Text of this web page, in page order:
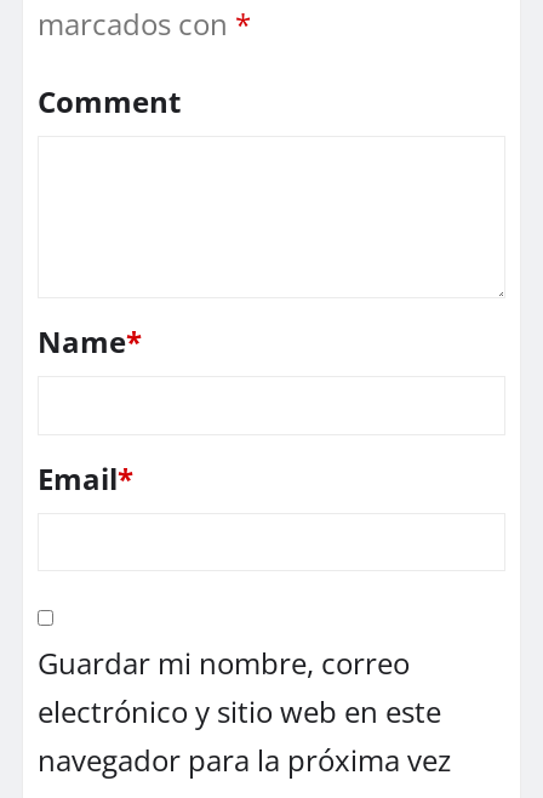
marcados con *
Comment
Name*
Email*
Guardar mi nombre, correo
electrónico y sitio web en este
navegador para la próxima vez